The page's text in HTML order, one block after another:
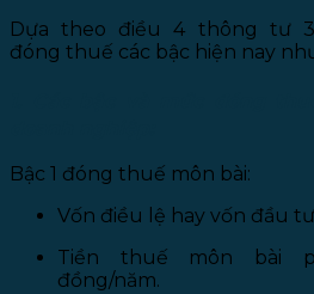
Dựa theo điều 4 thông tư
đóng thuế các bậc hiện nay
Bậc 1 đóng thuế môn bài:
Vốn điều lệ hay vốn đầu
Tiền thuế môn bài
đồng/năm.